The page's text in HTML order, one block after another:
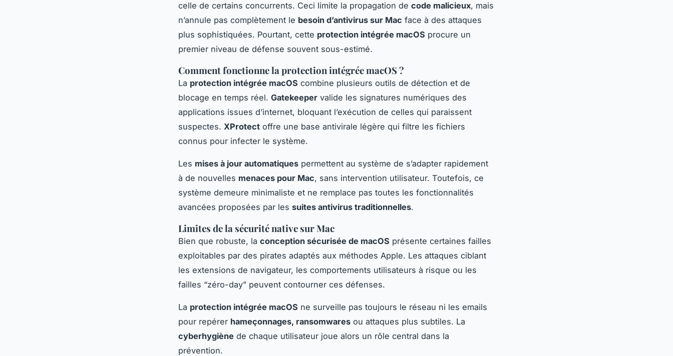
celle de certains concurrents. Ceci limite la propagation de code malicieux, mais
n’annule pas complètement le besoin d’antivirus sur Mac face à des attaques
plus sophistiquées. Pourtant, cette protection intégrée macOS procure un
premier niveau de défense souvent sous-estimé.
Comment fonctionne la protection intégrée macOS ?
La protection intégrée macOS combine plusieurs outils de détection et de
blocage en temps réel. Gatekeeper valide les signatures numériques des
applications issues d’internet, bloquant l’exécution de celles qui paraissent
suspectes. XProtect offre une base antivirale légère qui filtre les fichiers
connus pour infecter le système.
Les mises à jour automatiques permettent au système de s’adapter rapidement
à de nouvelles menaces pour Mac, sans intervention utilisateur. Toutefois, ce
système demeure minimaliste et ne remplace pas toutes les fonctionnalités
avancées proposées par les suites antivirus traditionnelles.
Limites de la sécurité native sur Mac
Bien que robuste, la conception sécurisée de macOS présente certaines failles
exploitables par des pirates adaptés aux méthodes Apple. Les attaques ciblant
les extensions de navigateur, les comportements utilisateurs à risque ou les
failles “zéro-day” peuvent contourner ces défenses.
La protection intégrée macOS ne surveille pas toujours le réseau ni les emails
pour repérer hameçonnages, ransomwares ou attaques plus subtiles. La
cyberhygiène de chaque utilisateur joue alors un rôle central dans la
prévention.